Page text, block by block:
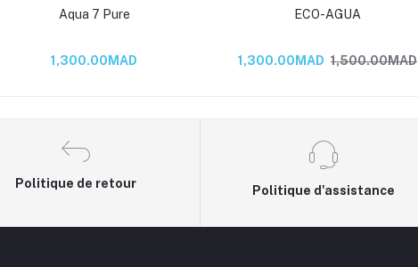
Aqua 7 Pure
1,300.00MAD
ECO-AGUA
1,300.00MAD 1,500.00MAD
Politique de retour
Politique d'assistance